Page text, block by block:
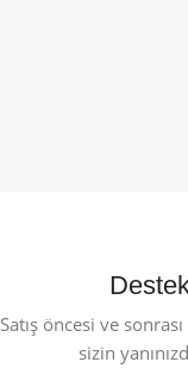
Satış öncesi ve
sizin